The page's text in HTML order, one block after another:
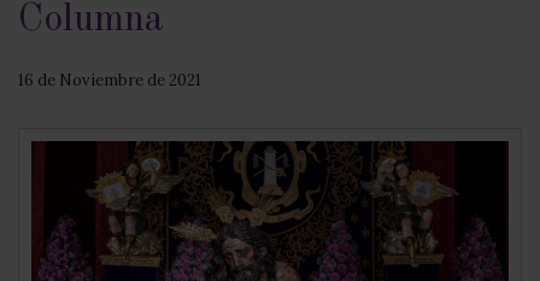
Columna
16 de Noviembre de 2021